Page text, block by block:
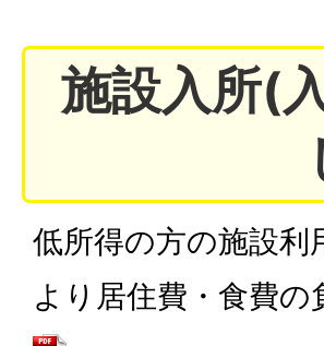
施設入所(
低所得の方の施設
より居住費・食費